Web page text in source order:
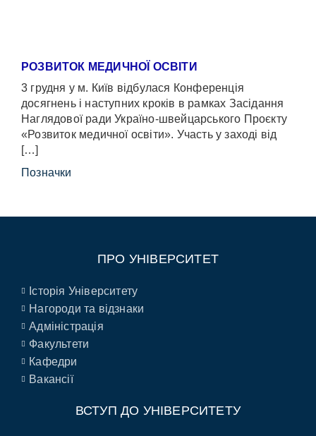
РОЗВИТОК МЕДИЧНОЇ ОСВІТИ
3 грудня у м. Київ відбулася Конференція
досягнень і наступних кроків в рамках Засідання
Наглядової ради Україно-швейцарського Проєкту
«Розвиток медичної освіти». Участь у заході від
[…]
Позначки
ПРО УНІВЕРСИТЕТ
Історія Університету
Нагороди та відзнаки
Адміністрація
Факультети
Кафедри
Вакансії
ВСТУП ДО УНІВЕРСИТЕТУ